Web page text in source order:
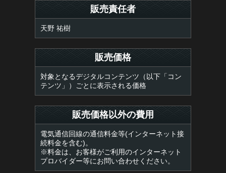
販売責任者
天野 祐樹
販売価格
対象となるデジタルコンテンツ（以下「コン
テンツ」）ごとに表示される価格
販売価格以外の費用
電気通信回線の通信料金等(インターネット接
続料金を含む)。
※料金は、お客様がご利用のインターネット
プロバイダー等にお問い合わせください。